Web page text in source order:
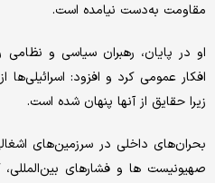
مقاومت به‌دست نیامده است.
او در پایان، رهبران سیاسی و
افکار عمومی کرد و افزود:
زیرا حقایق از آنها پنهان شده است.
بحران‌های داخلی در سرزمین‌های
صهیونیست ها و فشارهای بین‌المللی،